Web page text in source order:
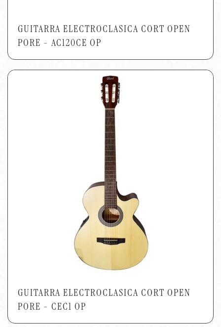
GUITARRA ELECTROCLASICA CORT OPEN
PORE - AC120CE OP
GUITARRA ELECTROCLASICA CORT OPEN
PORE - CEC1 OP